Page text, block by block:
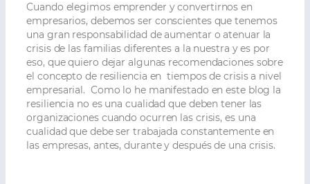
Cuando elegimos emprender y convertirnos en
empresarios, debemos ser conscientes que tenemos
una gran responsabilidad de aumentar o atenuar la
crisis de las familias diferentes a la nuestra y es por
eso, que quiero dejar algunas recomendaciones sobre
el concepto de resiliencia en tiempos de crisis a nivel
empresarial. Como lo he manifestado en este blog la
resiliencia no es una cualidad que deben tener las
organizaciones cuando ocurren las crisis, es una
cualidad que debe ser trabajada constantemente en
las empresas, antes, durante y después de una crisis.